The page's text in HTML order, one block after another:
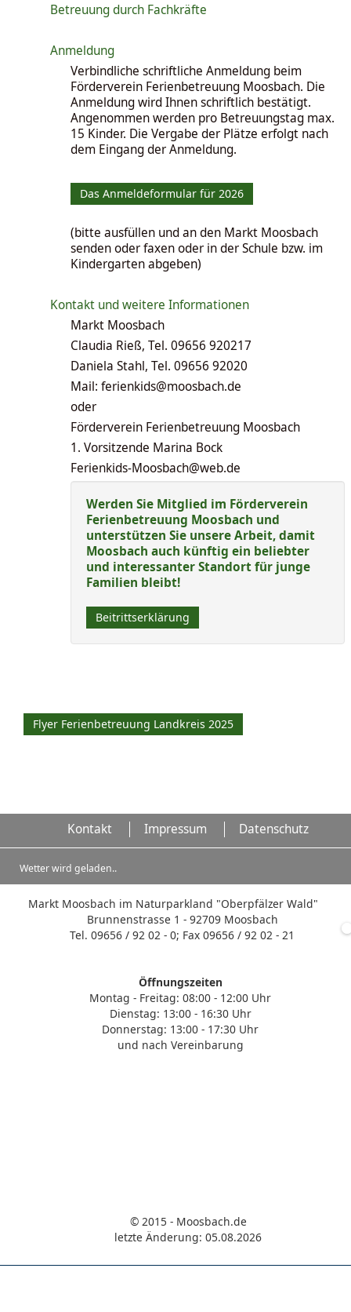
Betreuung durch Fachkräfte
Anmeldung
Verbindliche schriftliche Anmeldung beim
Förderverein Ferienbetreuung Moosbach. Die
Anmeldung wird Ihnen schriftlich bestätigt.
Angenommen werden pro Betreuungstag max.
15 Kinder. Die Vergabe der Plätze erfolgt nach
dem Eingang der Anmeldung.
Das Anmeldeformular für 2026
(bitte ausfüllen und an den Markt Moosbach
senden oder faxen oder in der Schule bzw. im
Kindergarten abgeben)
Kontakt und weitere Informationen
Markt Moosbach
Claudia Rieß, Tel. 09656 920217
Daniela Stahl, Tel. 09656 92020
Mail: ferienkids@moosbach.de
oder
Förderverein Ferienbetreuung Moosbach
1. Vorsitzende Marina Bock
Ferienkids-Moosbach@web.de
Werden Sie Mitglied im Förderverein
Ferienbetreuung Moosbach und
unterstützen Sie unsere Arbeit, damit
Moosbach auch künftig ein beliebter
und interessanter Standort für junge
Familien bleibt!
Beitrittserklärung
Flyer Ferienbetreuung Landkreis 2025
Kontakt Impressum Datenschutz
Wetter wird geladen..
Markt Moosbach im Naturparkland "Oberpfälzer Wald"
Brunnenstrasse 1 - 92709 Moosbach
Tel. 09656 / 92 02 - 0; Fax 09656 / 92 02 - 21
Öffnungszeiten
Montag - Freitag: 08:00 - 12:00 Uhr
Dienstag: 13:00 - 16:30 Uhr
Donnerstag: 13:00 - 17:30 Uhr
und nach Vereinbarung
© 2015 - Moosbach.de
letzte Änderung: 05.08.2026